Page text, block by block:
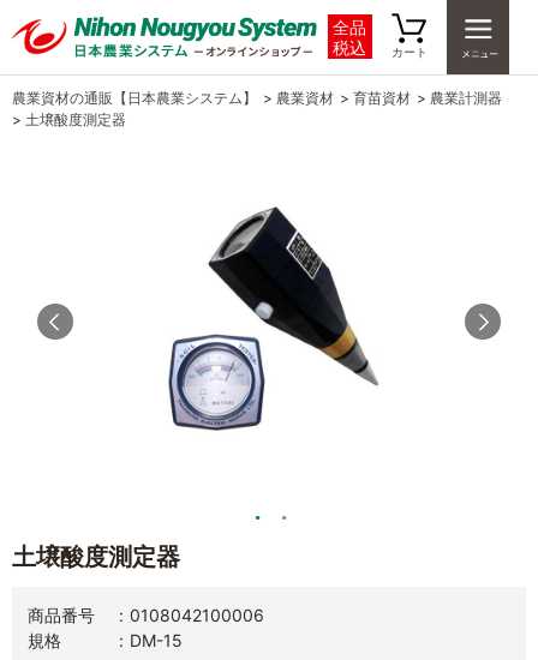
全品
税込
カート
農業資材の通販【日本農業システム】 > 農業資材 > 育苗資材 > 農業計測器
> 土壌酸度測定器
土壌酸度測定器
商品番号
0108042100006
規格
DM-15